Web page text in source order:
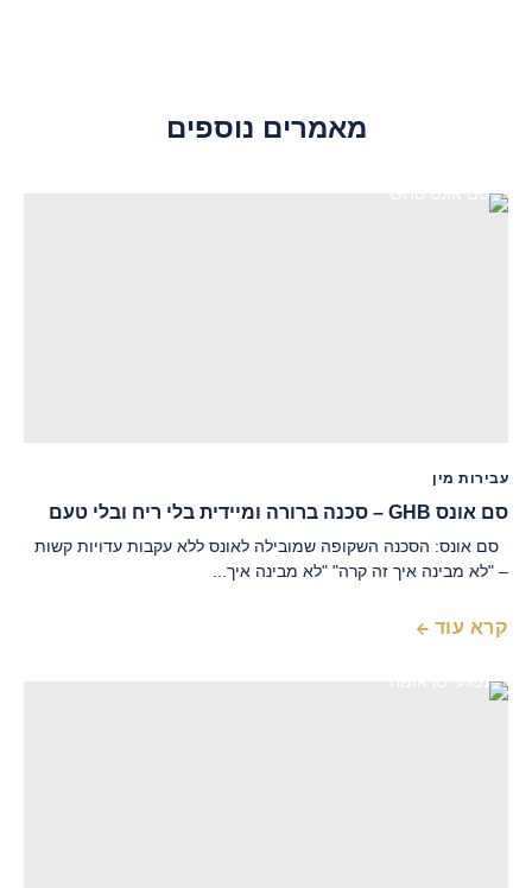
מאמרים נוספים
עבירות מין
סם אונס GHB – סכנה ברורה ומיידית בלי ריח ובלי טעם
סם אונס: הסכנה השקופה שמובילה לאונס ללא עקבות עדויות קשות
– "לא מבינה איך זה קרה" "לא מבינה איך...
קרא עוד